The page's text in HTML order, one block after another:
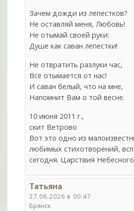
Зачем дожди из лепестков?
Не оставляй меня, Любовь!
Не отымай своей руки:
Душе как саван лепестки!
Не отвратить разлуки час,
Всё отымается от нас!
И саван белый, что на мне,
Напомнит Вам о той весне.
10 июня 2011 г.,
скит Ветрово
Вот это одно из
любимых стихотворений,
сегодня. Царствия
Татьяна
27.06.2026 в 00:47
Брянск